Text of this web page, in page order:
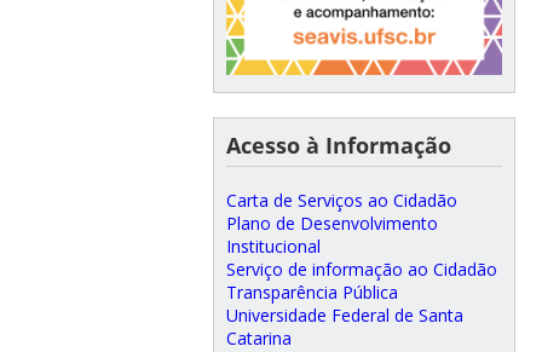
Acesso à Informação
Carta de Serviços ao Cidadão
Plano de Desenvolvimento
Institucional
Serviço de informação ao Cidadão
Transparência Pública
Universidade Federal de Santa
Catarina